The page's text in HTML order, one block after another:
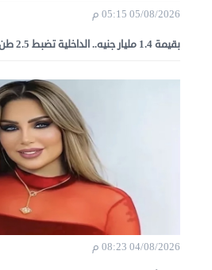
05/08/2026 05:15 م
بقيمة 1.4 مليار جنيه.. الداخلية تضبط 2.5 طن ...
04/08/2026 08:23 م